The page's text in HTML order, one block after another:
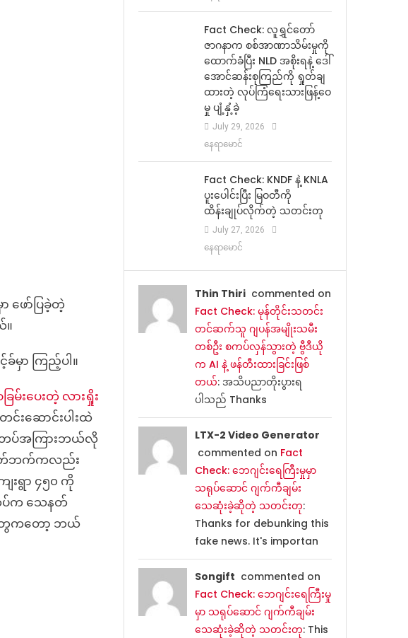
ဖော်ပြခဲ့တဲ့
။
မှာ ကြည့်ပါ။
မ်းပေးတဲ့ လားရှိုး
းဆောင်းပါးထဲ
စ်တပ်အကြားဘယ်လို
တ်ဘက်ကလည်း
းရွာ ၄၅၀ ကို
ပ်က သေနတ်
တွေကတော့ ဘယ်
Fact Check: လူရွှင်တော်
ဇာဂနာက စစ်အာဏာသိမ်းမှုကို
ထောက်ခံပြီး NLD အစိုးရနဲ့ ဒေါ်
အောင်ဆန်းစုကြည်ကို ရှုတ်ချ
ထားတဲ့ လုပ်ကြံရေးသားဖြန့်ဝေ
မှု ပျံ့နှံ့ခဲ့
July 29, 2026
နေရာမောင်
Fact Check: KNDF နဲ့ KNLA
ပူးပေါင်းပြီး မြဝတီကို
ထိန်းချုပ်လိုက်တဲ့ သတင်းတု
July 27, 2026
နေရာမောင်
Thin Thiricommented on
Fact Check: မုန်တိုင်းသတင်း
တင်ဆက်သူ ဂျပန်အမျိုးသမီး
တစ်ဦး စကပ်လှန်သွားတဲ့ ဗွီဒီယို
က AI နဲ့ ဖန်တီးထားခြင်းဖြစ်
တယ်: အသိပညာတိုးပွားရ
ပါသည် Thanks
LTX-2 Video Generator
commented on Fact
Check: ဘေဂျင်းရေကြီးမှုမှာ
သရုပ်ဆောင် ဂျက်ကီချမ်း
သေဆုံးခဲ့ဆိုတဲ့ သတင်းတု:
Thanks for debunking this
fake news. It's importan
Songift commented on
Fact Check: ဘေဂျင်းရေကြီးမှု
မှာ သရုပ်ဆောင် ဂျက်ကီချမ်း
သေဆုံးခဲ့ဆိုတဲ့ သတင်းတု: This